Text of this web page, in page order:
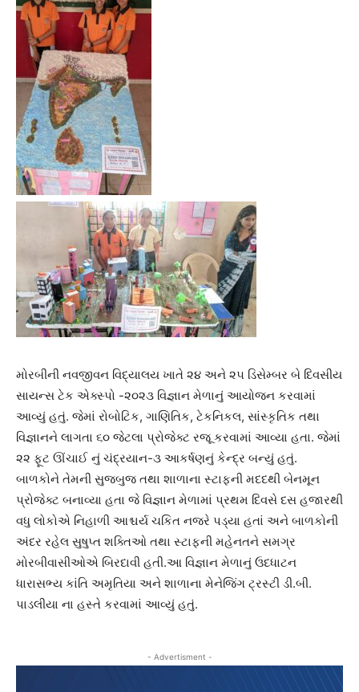
મોરબીની નવજીવન વિદ્યાલય ખાતે ૨૪ અને ૨૫ ડિસેમ્બર બે દિવસીય
સાયન્સ ટેક એક્સ્પો -૨૦૨૩ વિજ્ઞાન મેળાનું આયોજન કરવામાં
આવ્યું હતું. જેમાં રોબોટિક, ગાણિતિક, ટેકનિકલ, સાંસ્કૃતિક તથા
વિજ્ઞાનને લાગતા ૬૦ જેટલા પ્રોજેક્ટ રજૂ કરવામાં આવ્યા હતા. જેમાં
૨૨ ફૂટ ઊંચાઈ નું ચંદ્રયાન-૩ આકર્ષણનું કેન્દ્ર બન્યું હતું.
બાળકોને તેમની સુજબુજ તથા શાળાના સ્ટાફની મદદથી બેનમૂન
પ્રોજેક્ટ બનાવ્યા હતા જે વિજ્ઞાન મેળામાં પ્રથમ દિવસે દસ હજારથી
વધુ લોકોએ નિહાળી આશ્ચર્ય ચકિત નજરે પડ્યા હતાં અને બાળકોની
અંદર રહેલ સુષુપ્ત શક્તિઓ તથા સ્ટાફની મહેનતને સમગ્ર
મોરબીવાસીઓએ બિરદાવી હતી.આ વિજ્ઞાન મેળાનું ઉદધાટન
ધારાસભ્ય કાંતિ અમૃતિયા અને શાળાના મેનેજિંગ ટ્રસ્ટી ડી.બી.
પાડલીયા ના હસ્તે કરવામાં આવ્યું હતું.
- Advertisment -